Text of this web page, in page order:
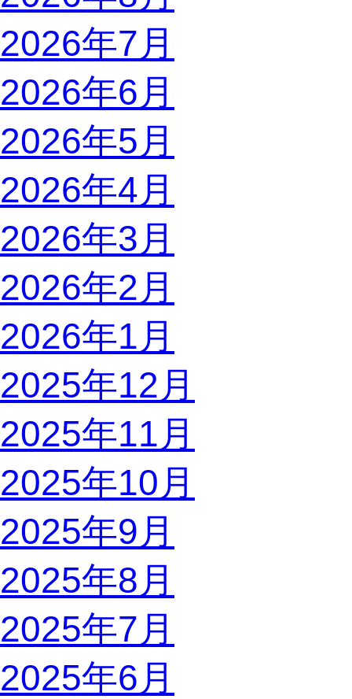
2026年7月
2026年6月
2026年5月
2026年4月
2026年3月
2026年2月
2026年1月
2025年12月
2025年11月
2025年10月
2025年9月
2025年8月
2025年7月
2025年6月